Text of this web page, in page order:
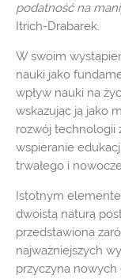
podatność na
Itrich-Drabarek.
W swoim
nauki jako
wpływ nauki na
wskazując ją jako
rozwój technologii
wspieranie
trwałego i
Istotnym
dwoistą naturą
przedstawiona
najważniejszych
przyczyna nowych